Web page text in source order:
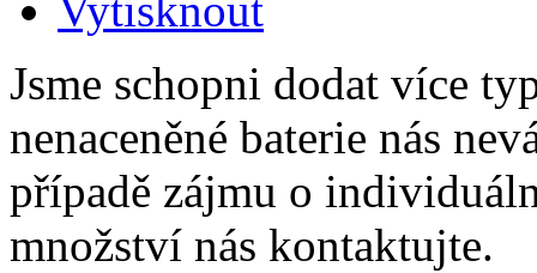
Jsme schopni dodat více
nenaceněné baterie nás
případě zájmu o
množství nás kontaktujte.